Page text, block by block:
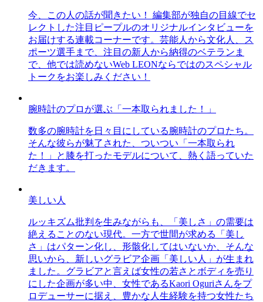
今、この人の話が聞きたい！ 編集部が独自の目線でセ
レクトした注目ピープルのオリジナルインタビューを
お届けする連載コーナーです。芸能人から文化人、ス
ポーツ選手まで、注目の新人から納得のベテランま
で、他では読めないWeb LEONならではのスペシャル
トークをお楽しみください！
腕時計のプロが選ぶ「一本取られました！」
数多の腕時計を日々目にしている腕時計のプロたち。
そんな彼らが魅了された、ついつい「一本取られ
た！」と膝を打ったモデルについて、熱く語っていた
だきます。
美しい人
ルッキズム批判を生みながらも、「美しさ」の需要は
絶えることのない現代。一方で世間が求める「美し
さ」はパターン化し、形骸化してはいないか、そんな
思いから、新しいグラビア企画「美しい人」が生まれ
ました。グラビアと言えば女性の若さとボディを売り
にした企画が多い中、女性であるKaori Oguriさんをプ
ロデューサーに据え、豊かな人生経験を持つ女性たち